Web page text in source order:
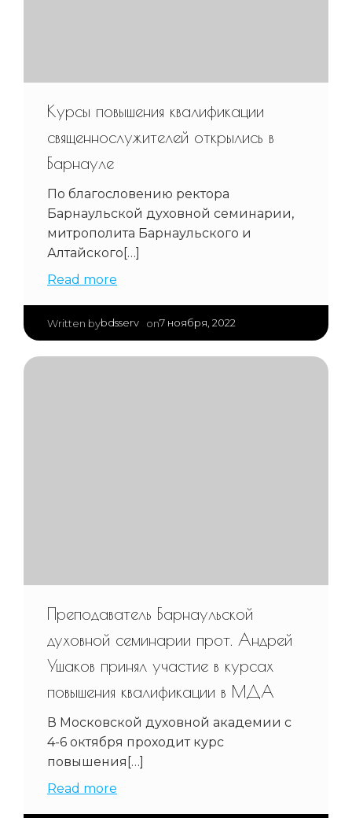
Курсы повышения квалификации
священнослужителей открылись в
Барнауле
По благословению ректора
Барнаульской духовной семинарии,
митрополита Барнаульского и
Алтайского[…]
Read more
Written bybdsserv on7 ноября, 2022
Преподаватель Барнаульской
духовной семинарии прот. Андрей
Ушаков принял участие в курсах
повышения квалификации в МДА
В Московской духовной академии с
4-6 октября проходит курс
повышения[…]
Read more